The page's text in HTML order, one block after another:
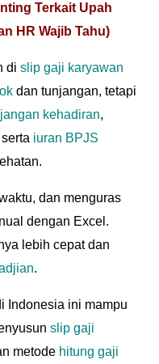
Terkait Upah
HR Wajib Tahu)
di slip gaji karyawan
dan tunjangan, tetapi
kehadiran,
iuran BPJS
dan menguras
dengan Excel.
lebih cepat dan
.
Indonesia ini mampu
slip gaji
metode hitung gaji